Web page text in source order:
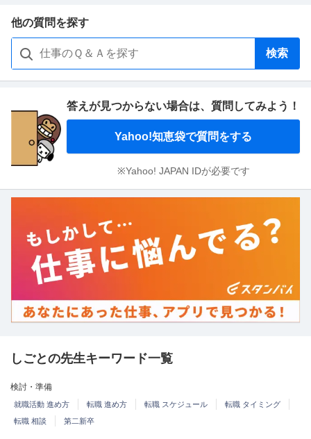
他の質問を探す
検索
答えが見つからない場合は、 質問してみよう！
Yahoo!知恵袋で質問をする
※Yahoo! JAPAN IDが必要です
しごとの先生キーワード一覧
検討・準備
就職活動 進め方 転職 進め方 転職 スケジュール
転職 タイミング
転職 相談
第二新卒